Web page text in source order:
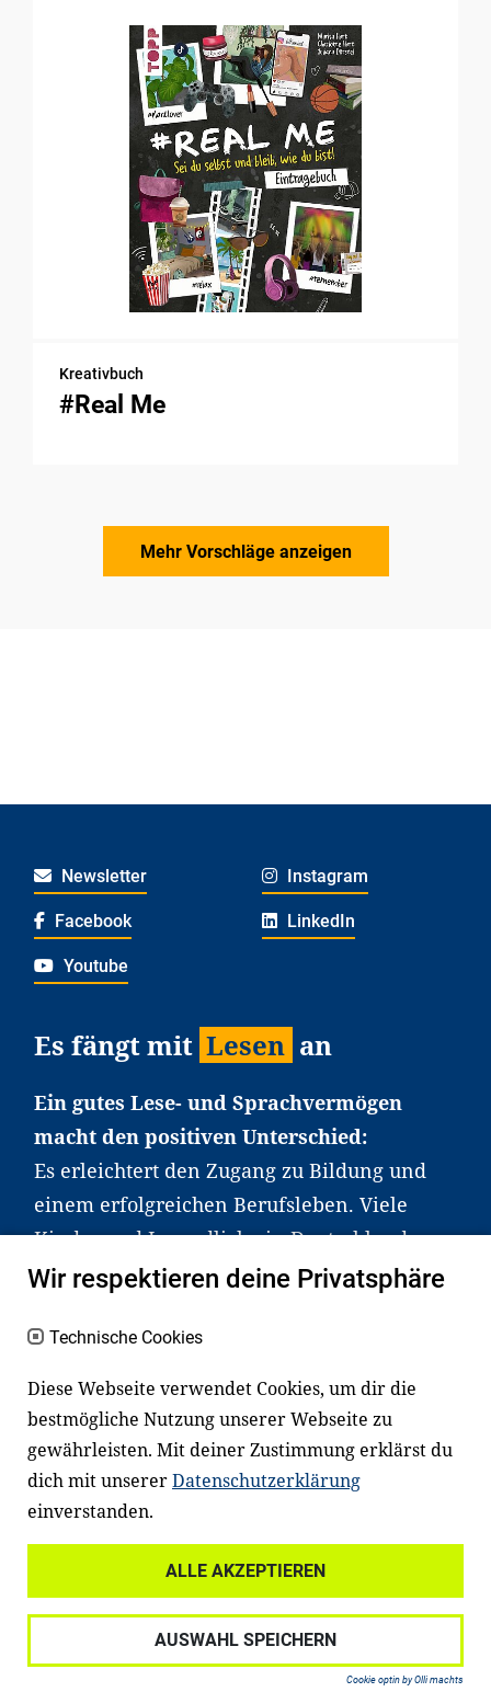
Kreativbuch
#Real Me
Mehr Vorschläge anzeigen
Newsletter Instagram
Facebook LinkedIn
Youtube
Es fängt mit Lesen an
Ein gutes Lese- und Sprachvermögen
macht den positiven Unterschied:
Es erleichtert den Zugang zu Bildung und
einem erfolgreichen Berufsleben. Viele
Kinder und Jugendliche in Deutschland
haben aber große Schwierigkeiten dabei.
an Familien sowie an Erzieher*innen,
Lehrer*innen und andere
Fachexpert*innen. Dafür arbeiten wir eng
mit Ministerien, wissenschaftlichen
Einrichtungen, Verbänden, Unternehmen
und anderen Stiftungen zusammen.
Datenschutz
Haftungsausschluss
Impressum
Wir respektieren deine Privatsphäre
Technische Cookies
Diese Webseite verwendet Cookies, um dir die
bestmögliche Nutzung unserer Webseite zu
gewährleisten. Mit deiner Zustimmung erklärst du
dich mit unsererDatenschutzerklärung
einverstanden.
ALLE AKZEPTIEREN
AUSWAHL SPEICHERN
Cookie optin by Olli machts